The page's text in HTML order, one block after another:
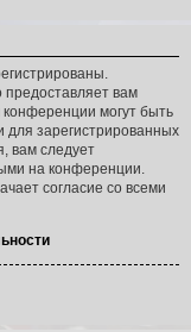
предоставляет вам
могут быть
для зарегистрированных
вам следует
на конференции.
согласие со всеми